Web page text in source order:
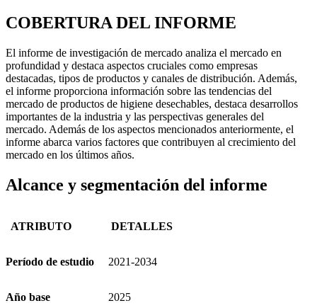
COBERTURA DEL INFORME
El informe de investigación de mercado analiza el mercado en
profundidad y destaca aspectos cruciales como empresas
destacadas, tipos de productos y canales de distribución. Además,
el informe proporciona información sobre las tendencias del
mercado de productos de higiene desechables, destaca desarrollos
importantes de la industria y las perspectivas generales del
mercado. Además de los aspectos mencionados anteriormente, el
informe abarca varios factores que contribuyen al crecimiento del
mercado en los últimos años.
Alcance y segmentación del informe
ATRIBUTO DETALLES
Período de estudio 2021-2034
Año base 2025